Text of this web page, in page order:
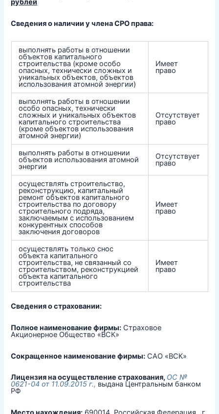
рублей
Сведения о наличии у члена СРО права:
выполнять работы в отношении
объектов капитального
строительства (кроме особо
опасных, технически сложных и
уникальных объектов, объектов
использования атомной энергии)
Имеет
право
выполнять работы в отношении
особо опасных, технически
сложных и уникальных объектов
капитального строительства
(кроме объектов использования
атомной энергии)
Отсутствует
право
выполнять работы в отношении
объектов использования атомной
энергии
Отсутствует
право
осуществлять строительство,
реконструкцию, капитальный
ремонт объектов капитального
строительства по договору
строительного подряда,
заключаемым с использованием
конкурентных способов
заключения договоров
Имеет
право
осуществлять только снос
объекта капитального
строительства, не связанный со
строительством, реконструкцией
объекта капитального
строительства
Имеет
право
Сведения о страховании:
Полное наименование фирмы: Страховое
Акционерное Общество «ВСК»
Сокращенное наименование фирмы: САО «ВСК»
Лицензия на осуществление страхования, ОС №
0621-04 от 11.09.2015 г., выдана Центральным банком
РФ